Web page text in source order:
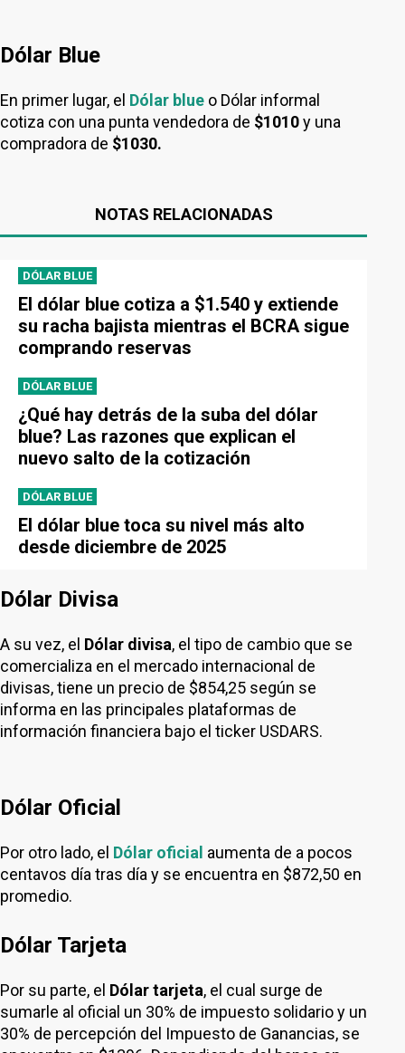
Dólar Blue
En primer lugar, el Dólar blue o Dólar informal
cotiza con una punta vendedora de $1010y una
compradora de $1030.
NOTAS RELACIONADAS
DÓLAR BLUE
El dólar blue cotiza a $1.540 y extiende
su racha bajista mientras el BCRA sigue
comprando reservas
DÓLAR BLUE
¿Qué hay detrás de la suba del dólar
blue? Las razones que explican el
nuevo salto de la cotización
DÓLAR BLUE
El dólar blue toca su nivel más alto
desde diciembre de 2025
Dólar Divisa
A su vez, el Dólar divisa, el tipo de cambio que se
comercializa en el mercado internacional de
divisas, tiene un precio de $854,25 según se
informa en las principales plataformas de
información financiera bajo el ticker USDARS.
Dólar Oficial
Por otro lado, el Dólar oficial aumenta de a pocos
centavos día tras día y se encuentra en $872,50 en
promedio.
Dólar Tarjeta
Por su parte, el Dólar tarjeta, el cual surge de
sumarle al oficial un 30% de impuesto solidario y un
30% de percepción del Impuesto de Ganancias, se